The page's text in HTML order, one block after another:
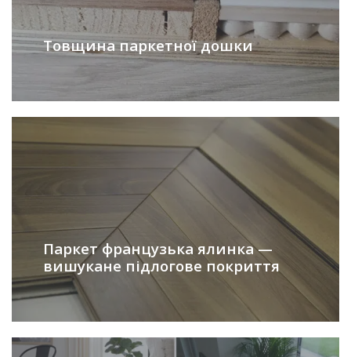
Товщина паркетної дошки
Паркет французька ялинка —
вишукане підлогове покриття